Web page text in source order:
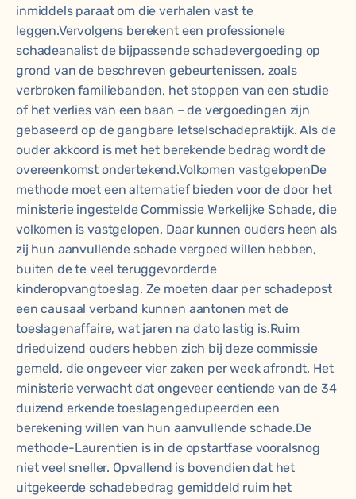
inmiddels paraat om die verhalen vast te
leggen.Vervolgens berekent een professionele
schadeanalist de bijpassende schadevergoeding op
grond van de beschreven gebeurtenissen, zoals
verbroken familiebanden, het stoppen van een studie
of het verlies van een baan – de vergoedingen zijn
gebaseerd op de gangbare letselschadepraktijk. Als de
ouder akkoord is met het berekende bedrag wordt de
overeenkomst ondertekend.Volkomen vastgelopenDe
methode moet een alternatief bieden voor de door het
ministerie ingestelde Commissie Werkelijke Schade, die
volkomen is vastgelopen. Daar kunnen ouders heen als
zij hun aanvullende schade vergoed willen hebben,
buiten de te veel teruggevorderde
kinderopvangtoeslag. Ze moeten daar per schadepost
een causaal verband kunnen aantonen met de
toeslagenaffaire, wat jaren na dato lastig is.Ruim
drieduizend ouders hebben zich bij deze commissie
gemeld, die ongeveer vier zaken per week afrondt. Het
ministerie verwacht dat ongeveer eentiende van de 34
duizend erkende toeslagengedupeerden een
berekening willen van hun aanvullende schade.De
methode-Laurentien is in de opstartfase vooralsnog
niet veel sneller. Opvallend is bovendien dat het
uitgekeerde schadebedrag gemiddeld ruim het